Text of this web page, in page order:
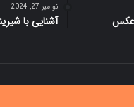
نوامبر 27, 2024
آشنایی با